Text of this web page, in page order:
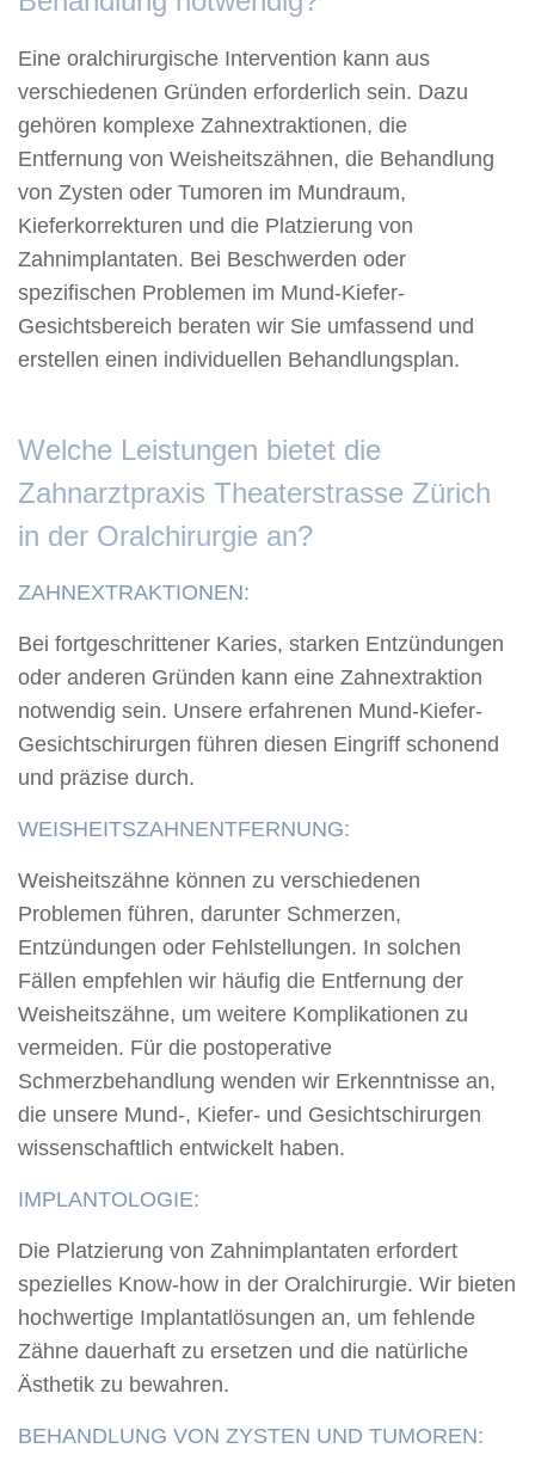
Eine oralchirurgische Intervention kann aus
verschiedenen Gründen erforderlich sein. Dazu
gehören komplexe Zahnextraktionen, die
Entfernung von Weisheitszähnen, die Behandlung
von Zysten oder Tumoren im Mundraum,
Kieferkorrekturen und die Platzierung von
Zahnimplantaten. Bei Beschwerden oder
spezifischen Problemen im Mund-Kiefer-
Gesichtsbereich beraten wir Sie umfassend und
erstellen einen individuellen Behandlungsplan.
Welche Leistungen bietet die
Zahnarztpraxis Theaterstrasse Zürich
in der Oralchirurgie an?
ZAHNEXTRAKTIONEN:
Bei fortgeschrittener Karies, starken Entzündungen
oder anderen Gründen kann eine Zahnextraktion
notwendig sein. Unsere erfahrenen Mund-Kiefer-
Gesichtschirurgen führen diesen Eingriff schonend
und präzise durch.
WEISHEITSZAHNENTFERNUNG:
Weisheitszähne können zu verschiedenen
Problemen führen, darunter Schmerzen,
Entzündungen oder Fehlstellungen. In solchen
Fällen empfehlen wir häufig die Entfernung der
Weisheitszähne, um weitere Komplikationen zu
vermeiden. Für die postoperative
Schmerzbehandlung wenden wir Erkenntnisse an,
die unsere Mund-, Kiefer- und Gesichtschirurgen
wissenschaftlich entwickelt haben.
IMPLANTOLOGIE:
Die Platzierung von Zahnimplantaten erfordert
spezielles Know-how in der Oralchirurgie. Wir bieten
hochwertige Implantatlösungen an, um fehlende
Zähne dauerhaft zu ersetzen und die natürliche
Ästhetik zu bewahren.
BEHANDLUNG VON ZYSTEN UND TUMOREN: